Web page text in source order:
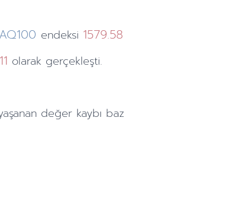
endeksi 1579.58
olarak gerçekleşti.
değer kaybı baz